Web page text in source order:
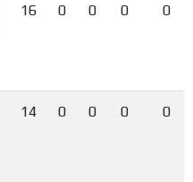
16 0 0 0 0
14 0 0 0 0